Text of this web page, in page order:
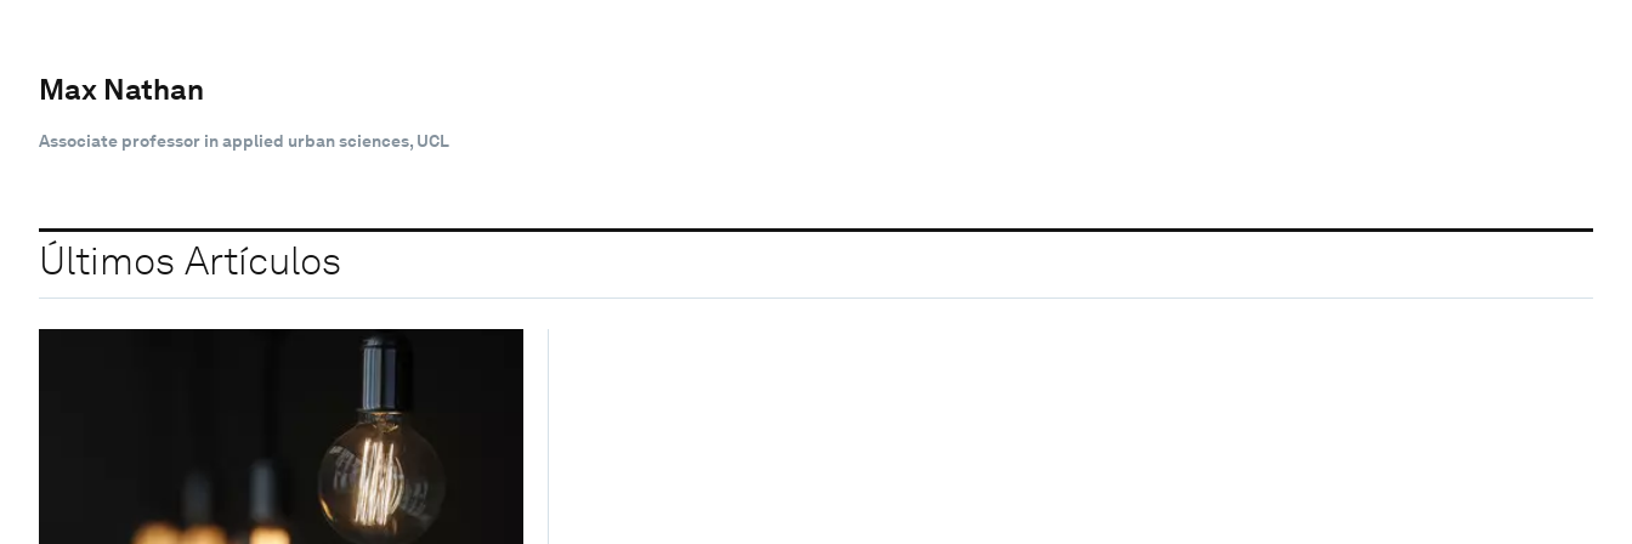
Max Nathan
Associate professor in applied urban sciences, UCL
Últimos Artículos